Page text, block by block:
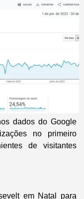
dados do Google
no primeiro
de visitantes
em Natal para